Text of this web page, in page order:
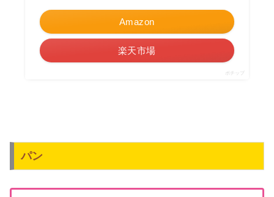
Amazon
楽天市場
ポチップ
パン